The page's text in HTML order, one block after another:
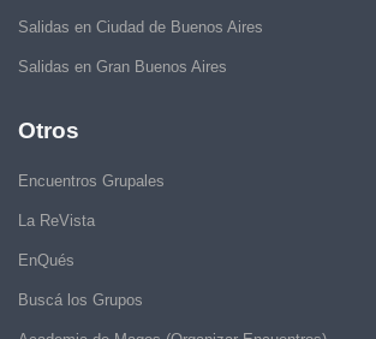
Salidas en Ciudad de Buenos Aires
Salidas en Gran Buenos Aires
Otros
Encuentros Grupales
La ReVista
EnQués
Buscá los Grupos